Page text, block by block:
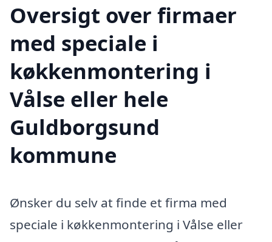
Oversigt over firmaer
med speciale i
køkkenmontering i
Vålse eller hele
Guldborgsund
kommune
Ønsker du selv at finde et firma med
speciale i køkkenmontering i Vålse eller